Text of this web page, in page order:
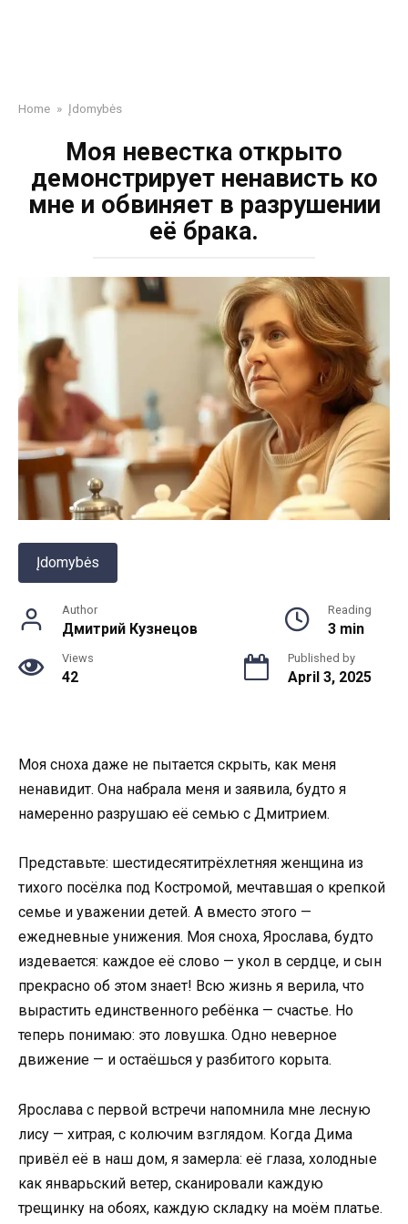
Home » Įdomybės
Моя невестка открыто
демонстрирует ненависть ко
мне и обвиняет в разрушении
её брака.
Įdomybės
Author
Дмитрий Кузнецов
Reading
3 min
Views
42
Published by
April 3, 2025
Моя сноха даже не пытается скрыть, как меня
ненавидит. Она набрала меня и заявила, будто я
намеренно разрушаю её семью с Дмитрием.
Представьте: шестидесятитрёхлетняя женщина из
тихого посёлка под Костромой, мечтавшая о крепкой
семье и уважении детей. А вместо этого —
ежедневные унижения. Моя сноха, Ярослава, будто
издевается: каждое её слово — укол в сердце, и сын
прекрасно об этом знает! Всю жизнь я верила, что
вырастить единственного ребёнка — счастье. Но
теперь понимаю: это ловушка. Одно неверное
движение — и остаёшься у разбитого корыта.
Ярослава с первой встречи напомнила мне лесную
лису — хитрая, с колючим взглядом. Когда Дима
привёл её в наш дом, я замерла: её глаза, холодные
как январьский ветер, сканировали каждую
трещинку на обоях, каждую складку на моём платье.